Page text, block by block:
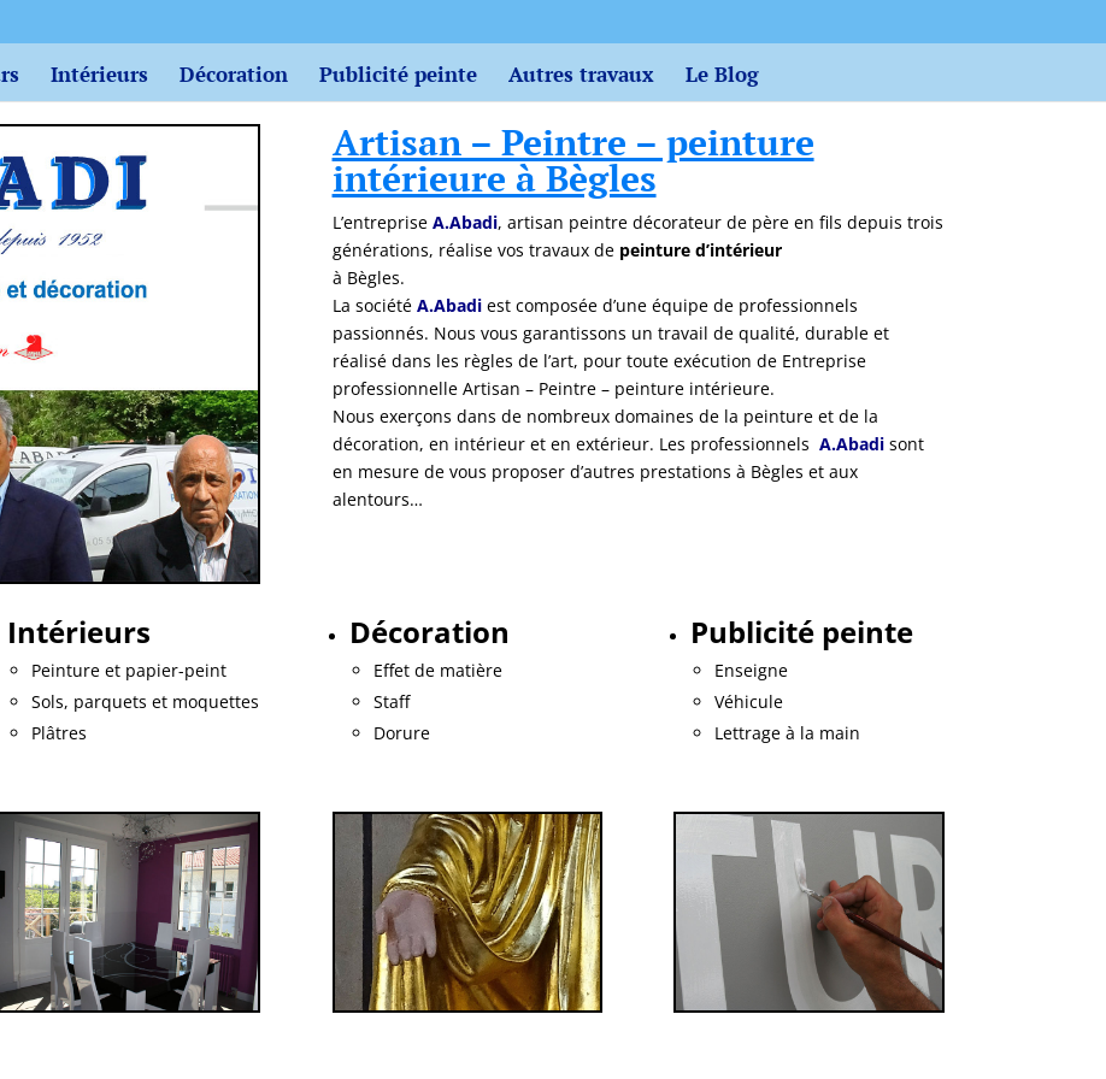
Intérieurs Décoration Publicité peinte Autres travaux Le Blog
Artisan – Peintre – peinture
intérieure à Bègles
L’entreprise A.Abadi, artisan peintre décorateur de père en fils depuis trois
générations, réalise vos travaux de peinture d’intérieur
à Bègles.
La société A.Abadiest composée d’une équipe de professionnels
passionnés. Nous vous garantissons un travail de qualité, durable et
réalisé dans les règles de l’art, pour toute exécution de Entreprise
professionnelle Artisan – Peintre – peinture intérieure.
Nous exerçons dans de nombreux domaines de la peinture et de la
décoration, en intérieur et en extérieur. Les professionnels A.Abadisont
en mesure de vous proposer d’autres prestations à Bègles et aux
alentours…
Intérieurs
Peinture et papier-peint
Sols, parquets et moquettes
Plâtres
Décoration
Effet de matière
Staff
Dorure
Publicité peinte
Enseigne
Véhicule
Lettrage à la main